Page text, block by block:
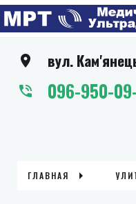
вул.
096-950-
ГЛАВНАЯ